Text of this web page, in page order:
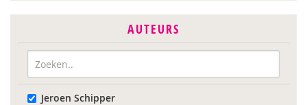
AUTEURS
Jeroen Schipper